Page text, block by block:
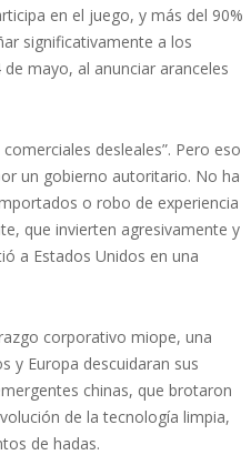
en el juego, y más del 90%
significativamente a los
mayo, al anunciar aranceles
desleales”. Pero eso
un gobierno autoritario. No ha
o robo de experiencia
que invierten agresivamente y
a Estados Unidos en una
corporativo miope, una
y Europa descuidaran sus
chinas, que brotaron
de la tecnología limpia,
de hadas.